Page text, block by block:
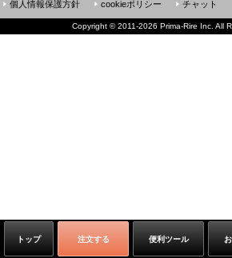
トップ 注文する 便利ツール
個人情報保護方針
cookieポリシー チャット
Copyright ©2011-2026 Prima-Rire Inc. All